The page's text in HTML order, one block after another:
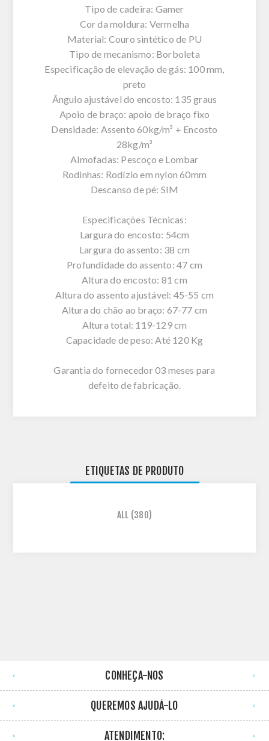
Tipo de cadeira: Gamer
Cor da moldura: Vermelha
Material: Couro sintético de PU
Tipo de mecanismo: Borboleta
Especificação de elevação de gás: 100 mm,
preto
Ângulo ajustável do encosto: 135 graus
Apoio de braço: apoio de braço fixo
Densidade: Assento 60kg/m³ + Encosto
28kg/m³
Almofadas: Pescoço e Lombar
Rodinhas: Rodízio em nylon 60mm
Descanso de pé: SIM
Especificações Técnicas:
Largura do encosto: 54cm
Largura do assento: 38 cm
Profundidade do assento: 47 cm
Altura do encosto: 81 cm
Altura do assento ajustável: 45-55 cm
Altura do chão ao braço: 67-77 cm
Altura total: 119-129 cm
Capacidade de peso: Até 120 Kg
Garantia do fornecedor 03 meses para
defeito de fabricação.
ETIQUETAS DE PRODUTO
ALL (380)
CONHEÇA-NOS
QUEREMOS AJUDÁ-LO
ATENDIMENTO: